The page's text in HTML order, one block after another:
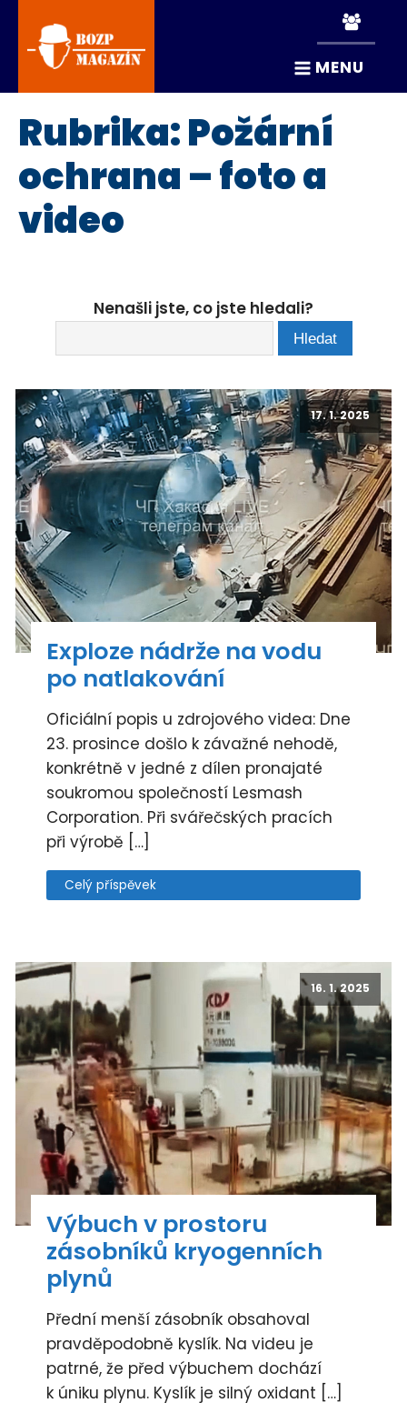
MENU
Rubrika:Požární
ochrana – foto a
video
Nenašli jste, co jste hledali?
17. 1. 2025
Exploze nádrže na vodu
po natlakování
Oficiální popis u zdrojového videa: Dne
23. prosince došlo k závažné nehodě,
konkrétně v jedné z dílen pronajaté
soukromou společností Lesmash
Corporation. Při svářečských pracích
při výrobě […]
Celý příspěvek
16. 1. 2025
Výbuch v prostoru
zásobníků kryogenních
plynů
Přední menší zásobník obsahoval
pravděpodobně kyslík. Na videu je
patrné, že před výbuchem dochází
k úniku plynu. Kyslík je silný oxidant […]